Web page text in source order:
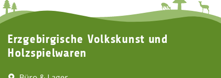
Erzgebirgische Volkskunst und
Holzspielwaren